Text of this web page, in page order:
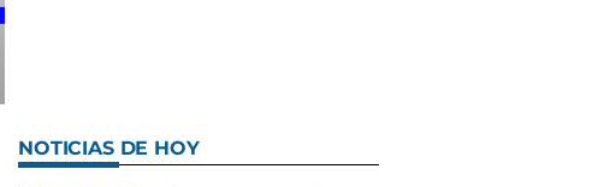
NOTICIAS DE HOY